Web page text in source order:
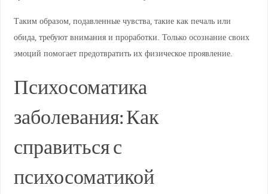
Таким образом, подавленные чувства, такие как печаль или
обида, требуют внимания и проработки. Только осознание своих
эмоций помогает предотвратить их физическое проявление.
Психосоматика
заболевания: Как
справиться с
психосоматикой